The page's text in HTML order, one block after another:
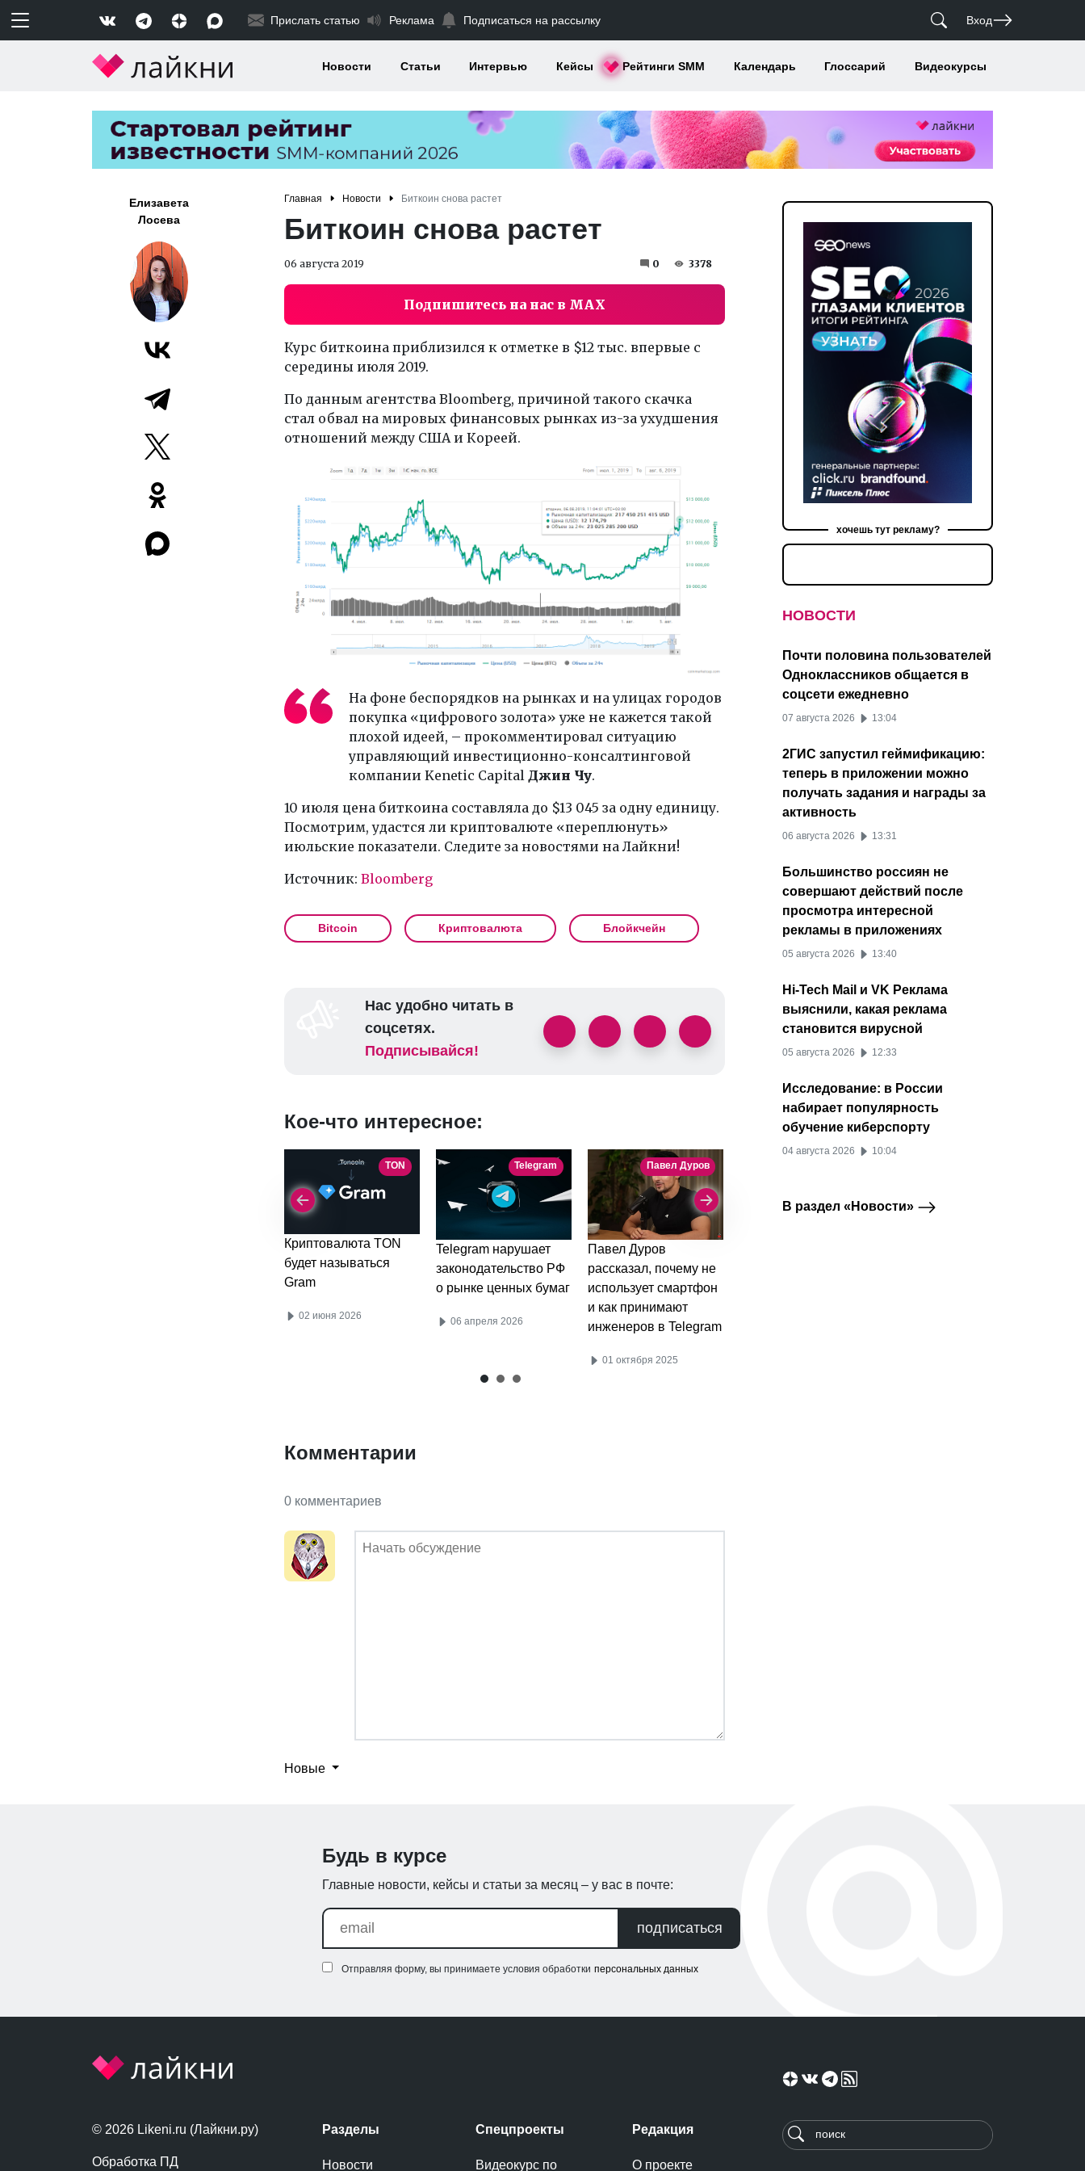
Прислать статью Реклама Подписаться на рассылку Вход
Новости Статьи Интервью Кейсы Рейтинги SMM Календарь Глоссарий Видеокурсы
Елизавета
Лосева
Главная Новости Биткоин снова растет
Биткоин снова растет
06 августа 2019 0 3378
Подпишитесь на нас в MAX
Курс биткоина приблизился к отметке в $12 тыс. впервые с
середины июля 2019.
По данным агентства Bloomberg, причиной такого скачка
стал обвал на мировых финансовых рынках из-за ухудшения
отношений между США и Кореей.
На фоне беспорядков на рынках и на улицах городов
покупка «цифрового золота» уже не кажется такой
плохой идеей, – прокомментировал ситуацию
управляющий инвестиционно-консалтинговой
компании Kenetic Capital Джин Чу.
10 июля цена биткоина составляла до $13 045 за одну единицу.
Посмотрим, удастся ли криптовалюте «переплюнуть»
июльские показатели. Следите за новостями на Лайкни!
Источник: Bloomberg
Bitcoin Криптовалюта Блойкчейн
Нас удобно читать в
соцсетях.
Подписывайся!
Кое-что интересное:
TON
Криптовалюта TON
будет называться
Gram
02 июня 2026
Telegram
Telegram нарушает
законодательство РФ
о рынке ценных бумаг
06 апреля 2026
Павел Дуров
Павел Дуров
рассказал, почему не
использует смартфон
и как принимают
инженеров в Telegram
01 октября 2025
TON обновил свой
Курс Bitcoin к рублю:
Комментарии
0 комментариев
Новые
хочешь тут рекламу?
НОВОСТИ
Почти половина пользователей
Одноклассников общается в
соцсети ежедневно
07 августа 2026 13:04
2ГИС запустил геймификацию:
теперь в приложении можно
получать задания и награды за
активность
06 августа 2026 13:31
Большинство россиян не
совершают действий после
просмотра интересной
рекламы в приложениях
05 августа 2026 13:40
Hi-Tech Mail и VK Реклама
выяснили, какая реклама
становится вирусной
05 августа 2026 12:33
Исследование: в России
набирает популярность
обучение киберспорту
04 августа 2026 10:04
В раздел «Новости»
Будь в курсе
Главные новости, кейсы и статьи за месяц – у вас в почте:
подписаться
Отправляя форму, вы принимаете условия обработки персональных данных
© 2026 Likeni.ru (Лайкни.ру)
Обработка ПД
Разделы
Новости
Спецпроекты
Видеокурс по
Редакция
О проекте